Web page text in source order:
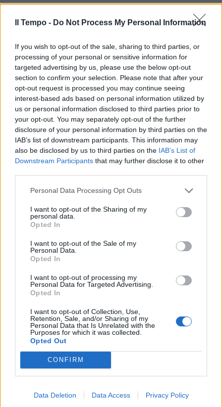
Il Tempo - Do Not Process My Personal Information
If you wish to opt-out of the sale, sharing to third parties, or
processing of your personal or sensitive information for
targeted advertising by us, please use the below opt-out
section to confirm your selection. Please note that after your
opt-out request is processed you may continue seeing
interest-based ads based on personal information utilized by
us or personal information disclosed to third parties prior to
your opt-out. You may separately opt-out of the further
disclosure of your personal information by third parties on the
IAB’s list of downstream participants. This information may
also be disclosed by us to third parties on the IAB’s List of
Downstream Participants that may further disclose it to other
Personal Data Processing Opt Outs
I want to opt-out of the Sharing of my
personal data.
Opted In
I want to opt-out of the Sale of my
Personal Data.
Opted In
I want to opt-out of processing my
Personal Data for Targeted Advertising.
Opted In
I want to opt-out of Collection, Use,
Retention, Sale, and/or Sharing of my
Personal Data that Is Unrelated with the
Purposes for which it was collected.
Opted Out
CONFIRM
Data Deletion Data Access Privacy Policy